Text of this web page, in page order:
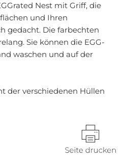
Nest mit Griff, die
und Ihren
gedacht. Die farbechten
Sie können die EGG-
waschen und auf der
der verschiedenen Hüllen